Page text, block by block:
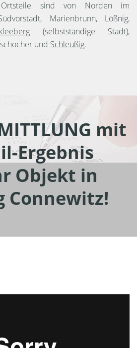
Ortsteile sind von Norden im
Marienbrunn, Lößnig,
(selbstständige Stadt),
und Schleußig.
mit
Ergebnis
Objekt in
Connewitz!